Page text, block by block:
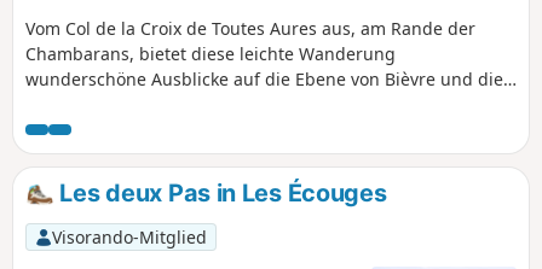
Vom Col de la Croix de Toutes Aures aus, am Rande der
Chambarans, bietet diese leichte Wanderung
wunderschöne Ausblicke auf die Ebene von Bièvre und die
Les deux Pas in Les Écouges
Visorando-Mitglied